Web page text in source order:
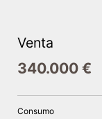
Venta
340.000 €
Consumo